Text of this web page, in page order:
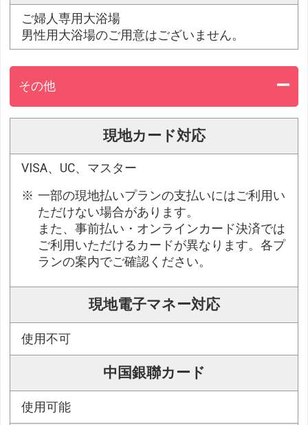
ご婦人専用大浴場
男性用大浴場のご用意はございません。
その他
現地カード対応
VISA、UC、マスター
一部の現地払いプランの支払いにはご利用い
ただけない場合があります。
また、事前払い・オンラインカード決済では
ご利用いただけるカードが異なります。各プ
ランの案内でご確認ください。
現地電子マネー対応
使用不可
中国銀聯カード
使用可能